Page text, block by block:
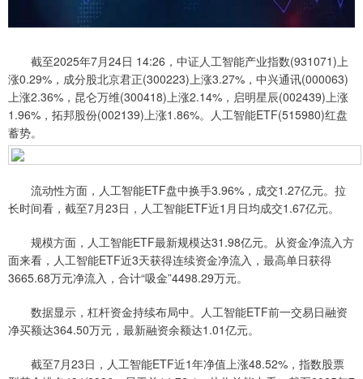
截至2025年7月24日 14:26，中证人工智能产业指数(931071)上
涨0.29%，成分股北京君正(300223)上涨3.27%，中兴通讯(000063)
上涨2.36%，昆仑万维(300418)上涨2.14%，启明星辰(002439)上涨
1.96%，拓邦股份(002139)上涨1.86%。人工智能ETF(515980)红盘
蓄势。
流动性方面，人工智能ETF盘中换手3.96%，成交1.27亿元。拉
长时间看，截至7月23日，人工智能ETF近1月日均成交1.67亿元。
规模方面，人工智能ETF最新规模达31.98亿元。从资金净流入方
面来看，人工智能ETF近3天获得连续资金净流入，最高单日获得
3665.68万元净流入，合计“吸金”4498.29万元。
数据显示，杠杆资金持续布局中。人工智能ETF前一交易日融资
净买额达364.50万元，最新融资余额达1.01亿元。
截至7月23日，人工智能ETF近1年净值上涨48.52%，指数股票